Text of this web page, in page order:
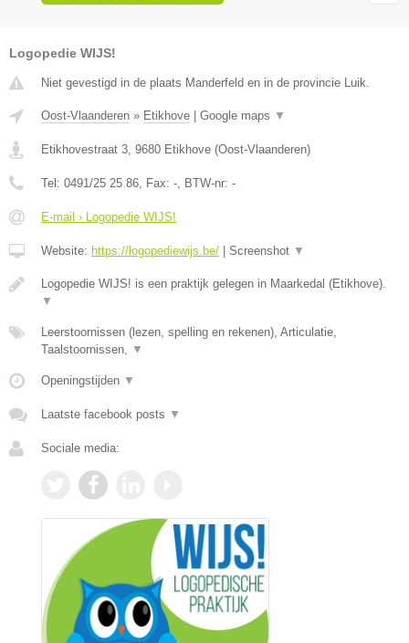
Logopedie WIJS!
Niet gevestigd in de plaats Manderfeld en in de provincie Luik.
Oost-Vlaanderen » Etikhove Google maps ▼
Etikhovestraat 3, 9680 Etikhove (Oost-Vlaanderen)
Tel: 0491/25 25 86, Fax: -, BTW-nr: -
E-mail › Logopedie WIJS!
Website: https://logopediewijs.be/ Screenshot ▼
Logopedie WIJS! is een praktijk gelegen in Maarkedal (Etikhove).
▼
Leerstoornissen (lezen, spelling en rekenen), Articulatie,
Taalstoornissen, ▼
Openingstijden ▼
Laatste facebook posts ▼
Sociale media: